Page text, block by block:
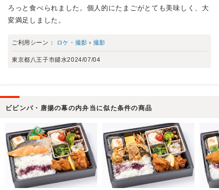
ろっと食べられました。個人的にたまごがとても美味しく、大
変満足しました。
ご利用シーン： ロケ・撮影 › 撮影
東京都八王子市鑓水2024/07/04
ビビンバ・唐揚の幕の内弁当に似た条件の商品